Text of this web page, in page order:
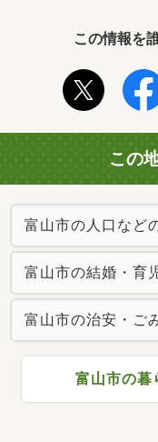
この情報を
この
富山市の人口など
富山市の結婚・育
富山市の治安・ご
富山市の暮